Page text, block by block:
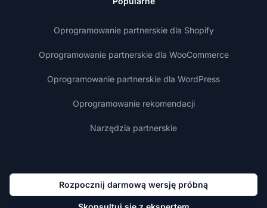
Oprogramowanie partnerskie dla Shopify
Oprogramowanie partnerskie dla WooCommerce
Oprogramowanie partnerskie dla WordPress
Oprogramowanie rekomendacji
Narzędzia partnerskie
Rozpocznij darmową wersję próbną